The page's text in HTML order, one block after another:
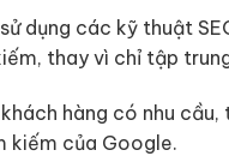
dụng các kỹ thuật
thay vì chỉ tập
hàng có nhu
kiếm của Google.